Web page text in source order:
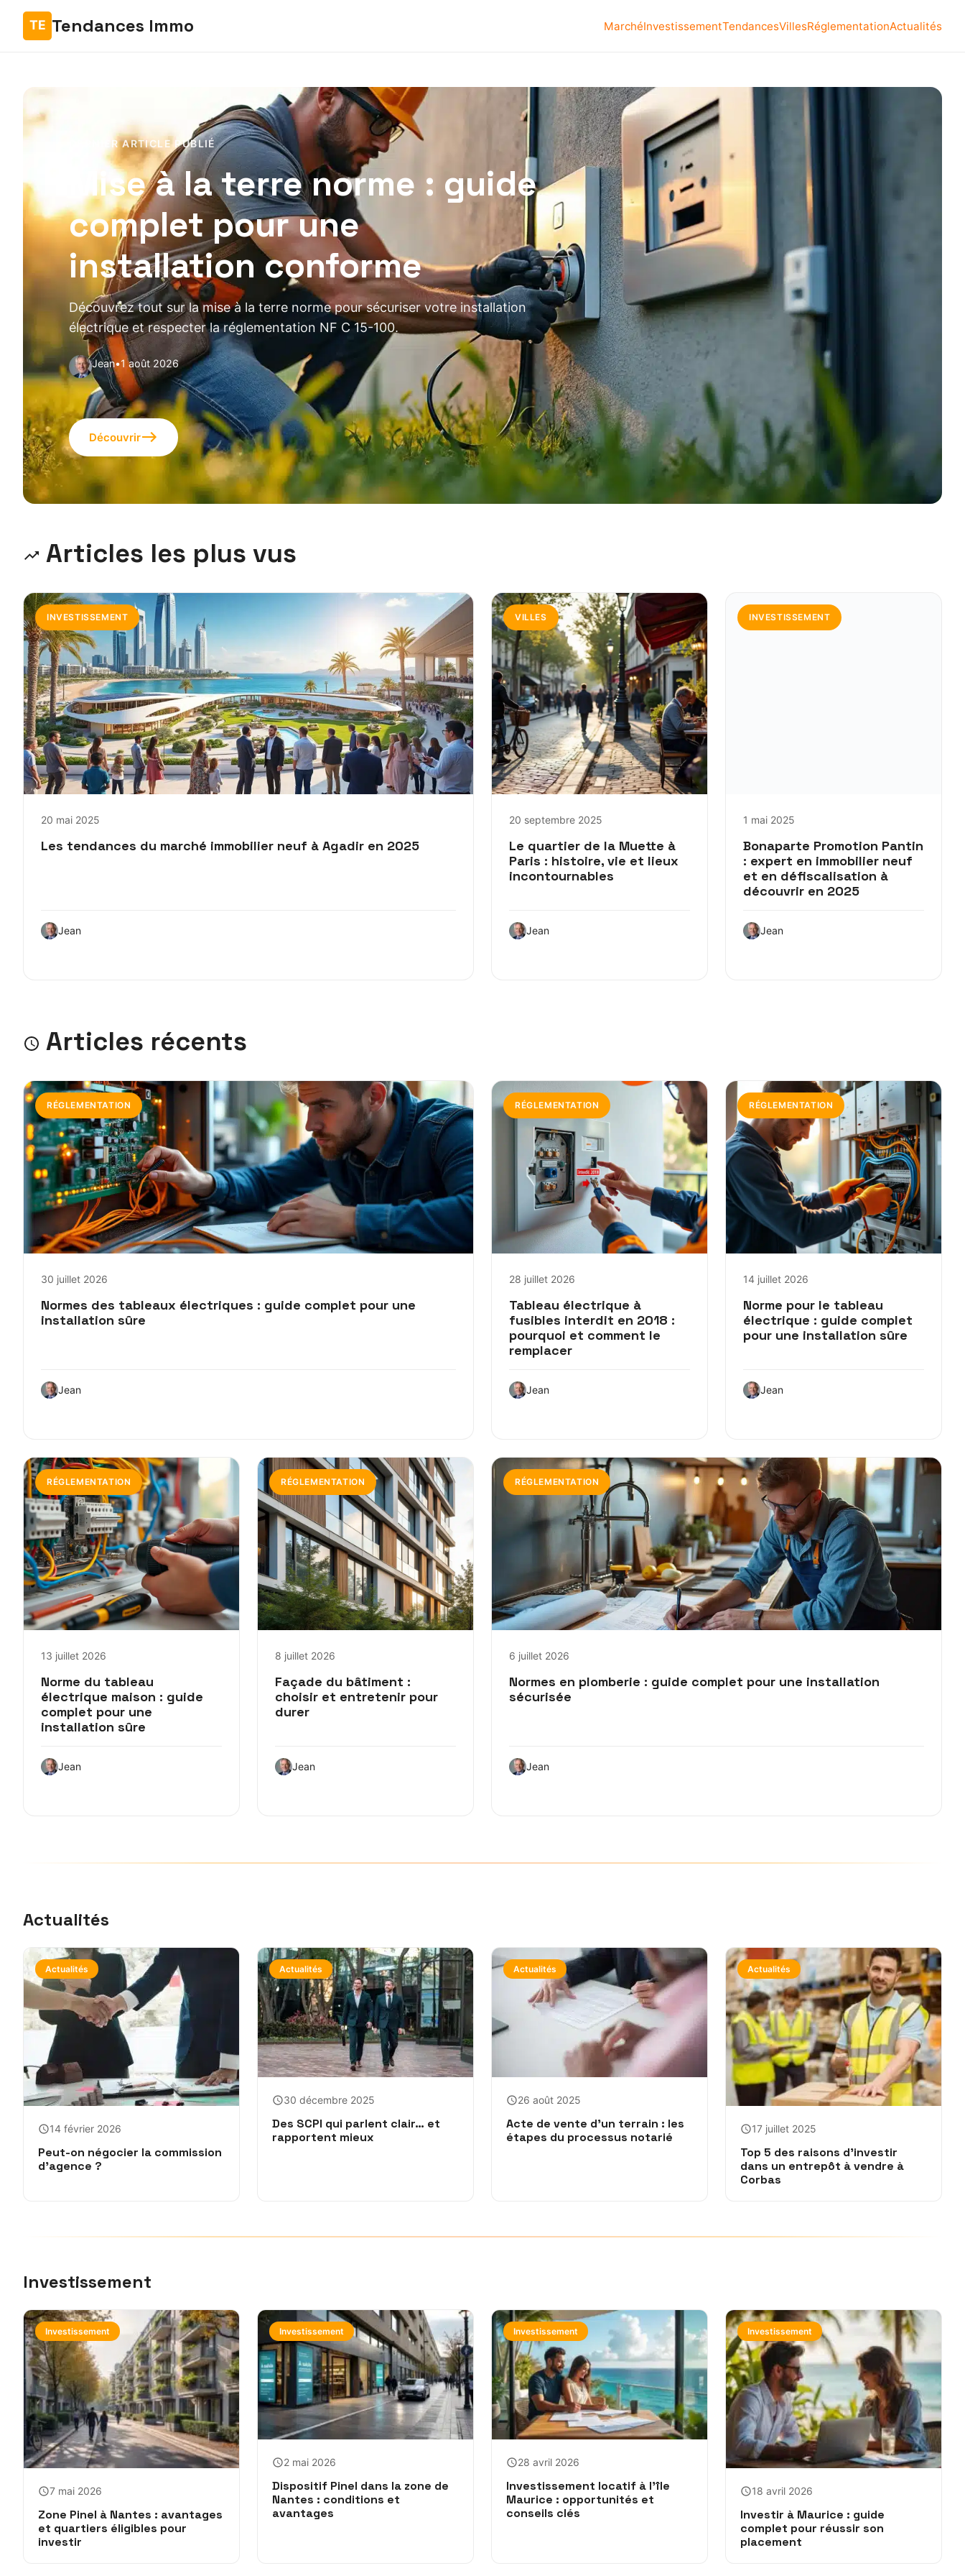
Tendances Immo MarchéInvestissementTendancesVillesRéglementationActualités
DERNIER ARTICLE PUBLIÉ
Mise à la terre norme : guide
complet pour une
installation conforme
Découvrez tout sur la mise à la terre norme pour sécuriser votre installation
électrique et respecter la réglementation NF C 15-100.
Jean•1 août 2026
Découvrir
Articles les plus vus
INVESTISSEMENT
20 mai 2025
Les tendances du marché immobilier neuf à Agadir en 2025
Jean
VILLES
20 septembre 2025
Le quartier de la Muette à
Paris : histoire, vie et lieux
incontournables
Jean
INVESTISSEMENT
1 mai 2025
Bonaparte Promotion Pantin
: expert en immobilier neuf
et en défiscalisation à
découvrir en 2025
Jean
Articles récents
RÉGLEMENTATION
30 juillet 2026
Normes des tableaux électriques : guide complet pour une
installation sûre
Jean
RÉGLEMENTATION
28 juillet 2026
Tableau électrique à
fusibles interdit en 2018 :
pourquoi et comment le
remplacer
Jean
RÉGLEMENTATION
14 juillet 2026
Norme pour le tableau
électrique : guide complet
pour une installation sûre
Jean
RÉGLEMENTATION
13 juillet 2026
Norme du tableau
électrique maison : guide
complet pour une
installation sûre
Jean
RÉGLEMENTATION
8 juillet 2026
Façade du bâtiment :
choisir et entretenir pour
durer
Jean
RÉGLEMENTATION
6 juillet 2026
Normes en plomberie : guide complet pour une installation
sécurisée
Jean
Actualités
Actualités
14 février 2026
Peut-on négocier la commission
d’agence ?
Actualités
30 décembre 2025
Des SCPI qui parlent clair… et
rapportent mieux
Actualités
26 août 2025
Acte de vente d’un terrain : les
étapes du processus notarié
Actualités
17 juillet 2025
Top 5 des raisons d’investir
dans un entrepôt à vendre à
Corbas
Investissement
Investissement
7 mai 2026
Zone Pinel à Nantes : avantages
et quartiers éligibles pour
investir
Investissement
2 mai 2026
Dispositif Pinel dans la zone de
Nantes : conditions et
avantages
Investissement
28 avril 2026
Investissement locatif à l’île
Maurice : opportunités et
conseils clés
Investissement
18 avril 2026
Investir à Maurice : guide
complet pour réussir son
placement